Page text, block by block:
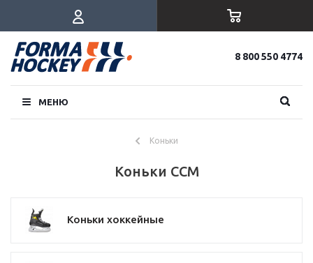
8 800 550 4774
МЕНЮ
Коньки
Коньки CCM
Коньки хоккейные